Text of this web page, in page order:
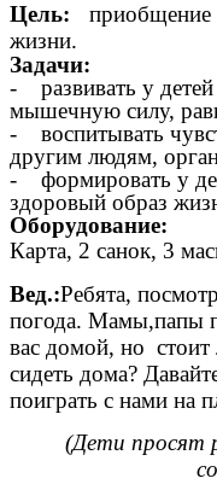
Цель:
жизни.
Задачи:
- развивать у
мышечную силу,
- воспитывать
другим людям,
- формировать у
здоровый образ
Оборудование:
Карта, 2 санок, 3
Вед.:Ребята,
погода. Мамы,папы
вас домой, но стоит
сидеть дома?
поиграть с нами на
(Дети просят